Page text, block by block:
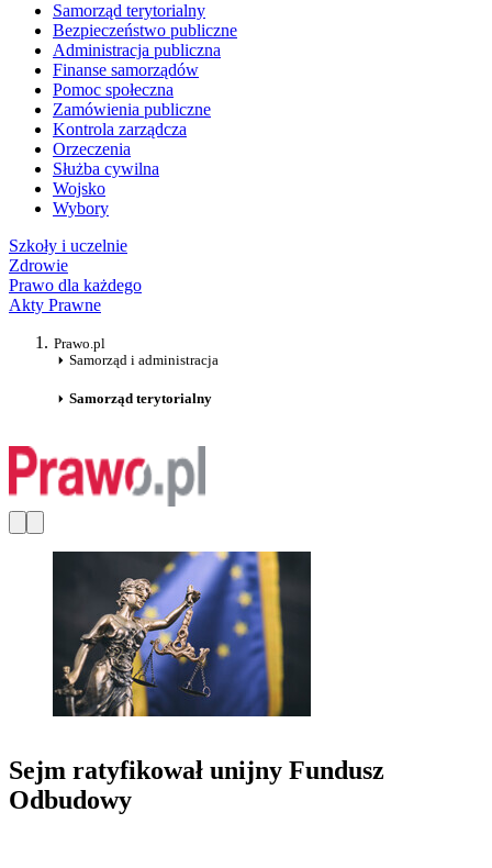
Samorząd terytorialny
Bezpieczeństwo publiczne
Administracja publiczna
Finanse samorządów
Pomoc społeczna
Zamówienia publiczne
Kontrola zarządcza
Orzeczenia
Służba cywilna
Wojsko
Wybory
Szkoły i uczelnie
Zdrowie
Prawo dla każdego
Akty Prawne
Prawo.pl
Samorząd i administracja
Samorząd terytorialny
Sejm ratyfikował unijny Fundusz
Odbudowy